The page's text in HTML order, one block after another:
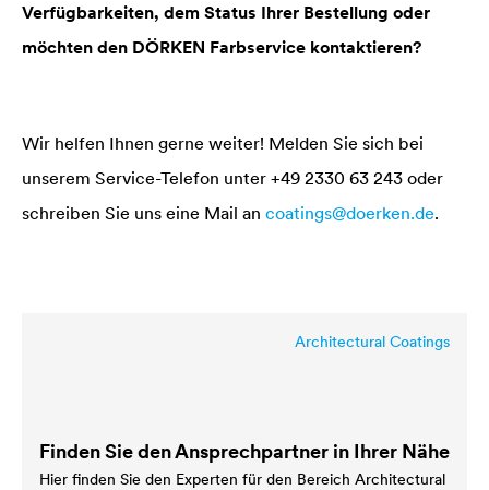
Verfügbarkeiten, dem Status Ihrer Bestellung oder
möchten den DÖRKEN Farbservice kontaktieren?
Wir helfen Ihnen gerne weiter! Melden Sie sich bei
unserem Service-Telefon unter +49 2330 63 243 oder
schreiben Sie uns eine Mail an coatings@doerken.de.
Architectural Coatings
Finden Sie den Ansprechpartner in Ihrer Nähe
Hier finden Sie den Experten für den Bereich Architectural